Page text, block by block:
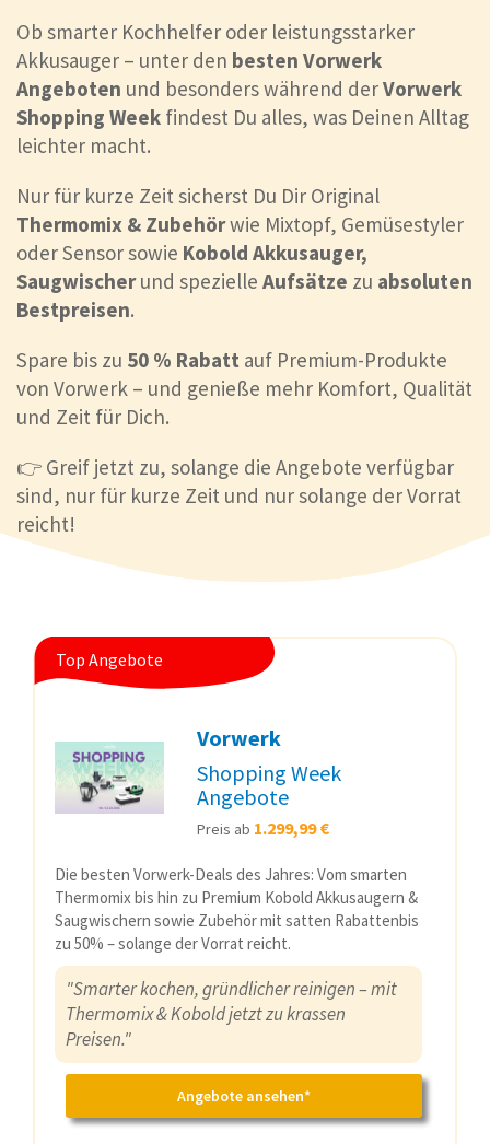
Ob smarter Kochhelfer oder leistungsstarker
Akkusauger – unter den besten Vorwerk
Angeboten und besonders während derVorwerk
Shopping Week findest Du alles, was Deinen Alltag
leichter macht.
Nur für kurze Zeit sicherst Du Dir Original
Thermomix & Zubehörwie Mixtopf, Gemüsestyler
oder Sensor sowie Kobold Akkusauger,
Saugwischerund spezielle Aufsätze zu absoluten
Bestpreisen.
Spare bis zu 50 % Rabatt auf Premium-Produkte
von Vorwerk – und genieße mehr Komfort, Qualität
und Zeit für Dich.
👉 Greif jetzt zu, solange die Angebote verfügbar
sind, nur für kurze Zeit und nur solange der Vorrat
reicht!
Top Angebote
Vorwerk
Shopping Week
Angebote
Preis ab 1.299,99 €
Die besten Vorwerk-Deals des Jahres: Vom smarten
Thermomix bis hin zu Premium Kobold Akkusaugern &
Saugwischern sowie Zubehör mit satten Rabattenbis
zu 50% – solange der Vorrat reicht.
"Smarter kochen, gründlicher reinigen – mit
Thermomix & Kobold jetzt zu krassen
Preisen."
Angebote ansehen*